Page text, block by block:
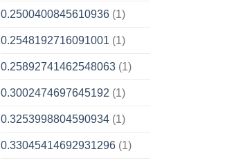
0.2500400845610936(1)
0.2548192716091001 (1)
0.25892741462548063(1)
0.3002474697645192 (1)
0.3253998804590934(1)
0.33045414692931296(1)